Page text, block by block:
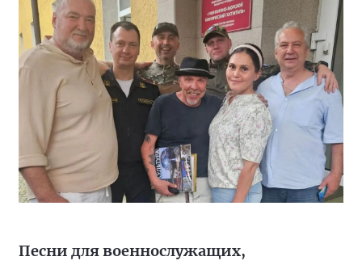
Песни для военнослужащих,